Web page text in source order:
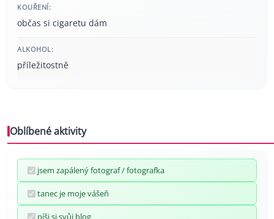
KOUŘENÍ:
občas si cigaretu dám
ALKOHOL:
příležitostně
Oblíbené aktivity
jsem zapálený fotograf / fotografka
tanec je moje vášeň
píši si svůj blog